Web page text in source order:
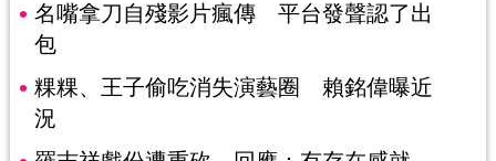
名嘴拿刀自殘影片瘋傳 平台發聲認了出
包
粿粿、王子偷吃消失演藝圈 賴銘偉曝近
況